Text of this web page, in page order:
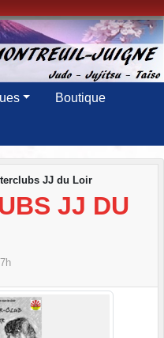
Boutique
JJ du Loir
JJ DU